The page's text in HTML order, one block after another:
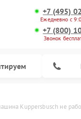
+7 (495)
Ежедневно с
+7 (800)
Звонок
Kuppersbusch не